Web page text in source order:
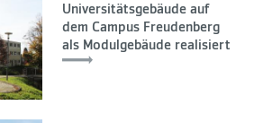
Universitätsgebäude auf
dem Campus Freudenberg
als Modulgebäude realisiert